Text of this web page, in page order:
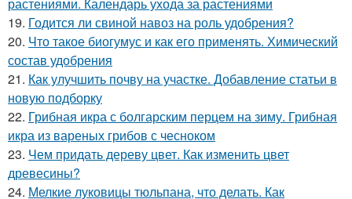
19. Годится ли свиной навоз на роль удобрения?
20. Что такое биогумус и как его применять. Химический
состав удобрения
21. Как улучшить почву на участке. Добавление статьи в
новую подборку
22. Грибная икра с болгарским перцем на зиму. Грибная
икра из вареных грибов с чесноком
23. Чем придать дереву цвет. Как изменить цвет
древесины?
24. Мелкие луковицы тюльпана, что делать. Как